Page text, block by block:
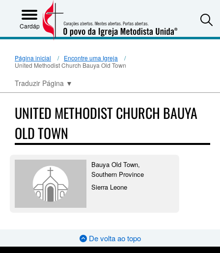
Cardápio
Página inicial
Encontre uma Igreja
United Methodist Church Bauya Old Town
Traduzir Página ▼
UNITED METHODIST CHURCH BAUYA
OLD TOWN
Bauya Old Town,
Southern Province
Sierra Leone
De volta ao topo